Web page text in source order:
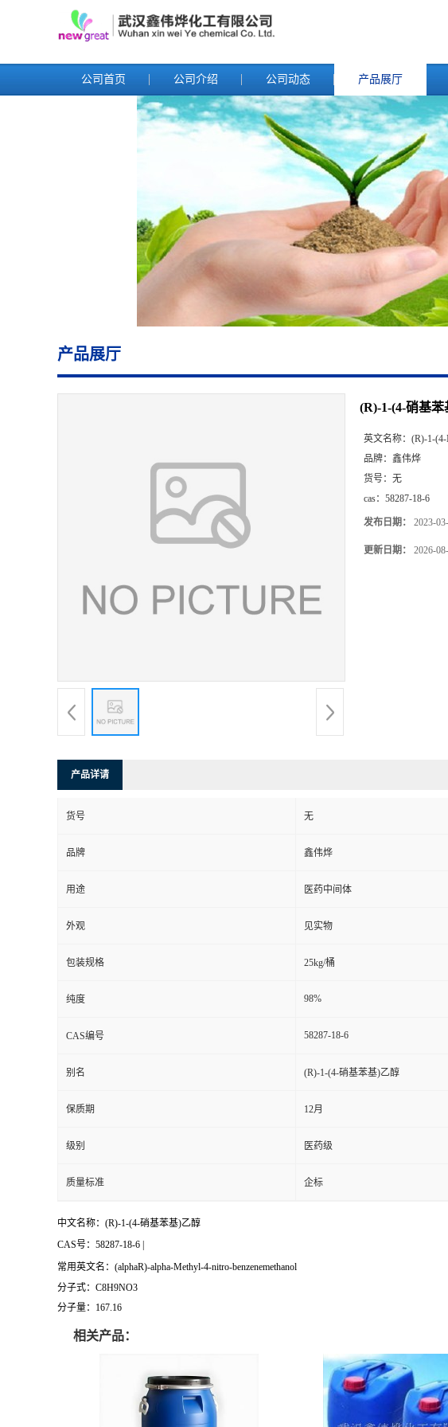
公司首页 公司介绍 公司动态 产品展厅
产品展厅
(R)-1-(4-硝基苯
英文名称： (R)-1-(4-
品牌： 鑫伟烨
货号： 无
cas： 58287-18-6
发布日期： 2023-
更新日期： 2026-
产品详请
货号 无
品牌 鑫伟烨
用途 医药中间体
外观 见实物
包装规格 25kg/桶
纯度 98%
CAS编号 58287-18-6
别名 (R)-1-(4-硝基苯基)乙醇
保质期 12月
级别 医药级
质量标准 企标
中文名称： (R)-1-(4-硝基苯基)乙醇
CAS号：58287-18-6 |
常用英文名：(alphaR)-alpha-Methyl-4-nitro-benzenemethanol
分子式：C8H9NO3
分子量：167.16
相关产品：